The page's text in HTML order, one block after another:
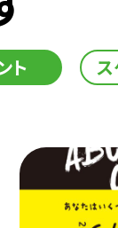
ト